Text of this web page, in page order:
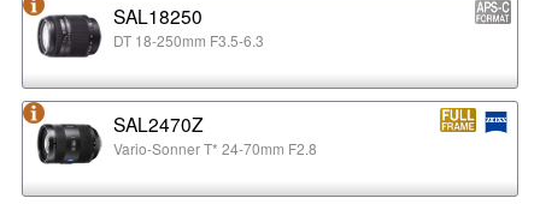
SAL18250
DT 18-250mm F3.5-6.3
SAL2470Z
Vario-Sonner T* 24-70mm F2.8